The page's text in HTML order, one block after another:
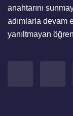
anahtarını
adımlarla devam
yanıltmayan